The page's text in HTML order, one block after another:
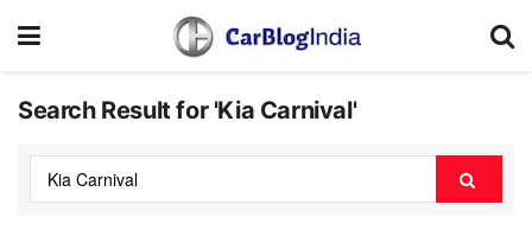
Search Result for 'Kia Carnival'